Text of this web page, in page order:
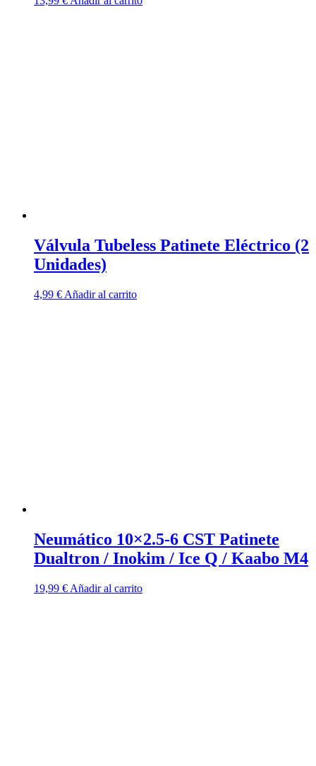
Válvula Tubeless Patinete Eléctrico (2
Unidades)
4,99 € Añadir al carrito
Neumático 10×2.5-6 CST Patinete
Dualtron / Inokim / Ice Q / Kaabo M4
19,99 € Añadir al carrito